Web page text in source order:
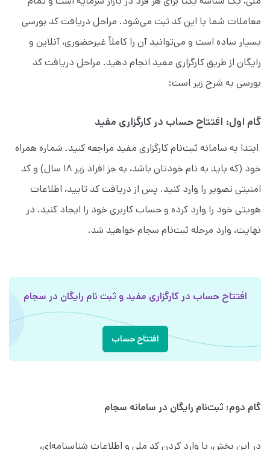
معاملات شما با این کد ثبت می‌شود. مراحل دریافت کد بورسی
بسیار ساده است و می‌توانید آن را کاملاً غیرحضوری، آنلاین و
رایگان از طریق کارگزاری مفید انجام دهید. مراحل دریافت کد
بورسی به شرح زیر است:
گام اول: افتتاح حساب در کارگزاری مفید
ابتدا به سامانه ثبت‌نام کارگزاری مفید مراجعه کنید. شماره همراه
خود (که باید به نام خودتان باشد، به جز افراد زیر ۱۸ سال) و کد
امنیتی تصویر را وارد کنید. پس از دریافت کد تایید، اطلاعات
هویتی خود را وارد کرده و حساب کاربری خود را ایجاد کنید. در
نهایت، وارد مرحله ثبت‌نام سجام خواهید شد.
افتتاح حساب در کارگزاری مفید و ثبت نام رایگان در سجام
افتتاح حساب
گام دوم: ثبت‌نام رایگان در سامانه سجام
در این بخش، با وارد کردن کد ملی و اطلاعات شناسنامه‌ای،